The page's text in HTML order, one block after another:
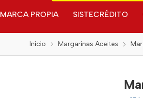
MARCA PROPIA SISTECRÉDITO
Inicio Margarinas Aceites